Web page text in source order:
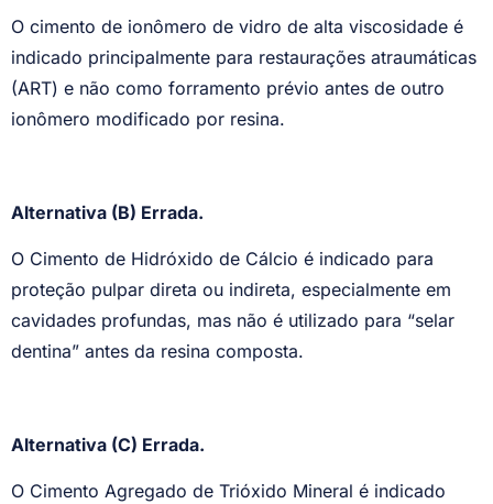
O cimento de ionômero de vidro de alta viscosidade é
indicado principalmente para restaurações atraumáticas
(ART) e não como forramento prévio antes de outro
ionômero modificado por resina.
Alternativa (B) Errada.
O Cimento de Hidróxido de Cálcio é indicado para
proteção pulpar direta ou indireta, especialmente em
cavidades profundas, mas não é utilizado para “selar
dentina” antes da resina composta.
Alternativa (C) Errada.
O Cimento Agregado de Trióxido Mineral é indicado